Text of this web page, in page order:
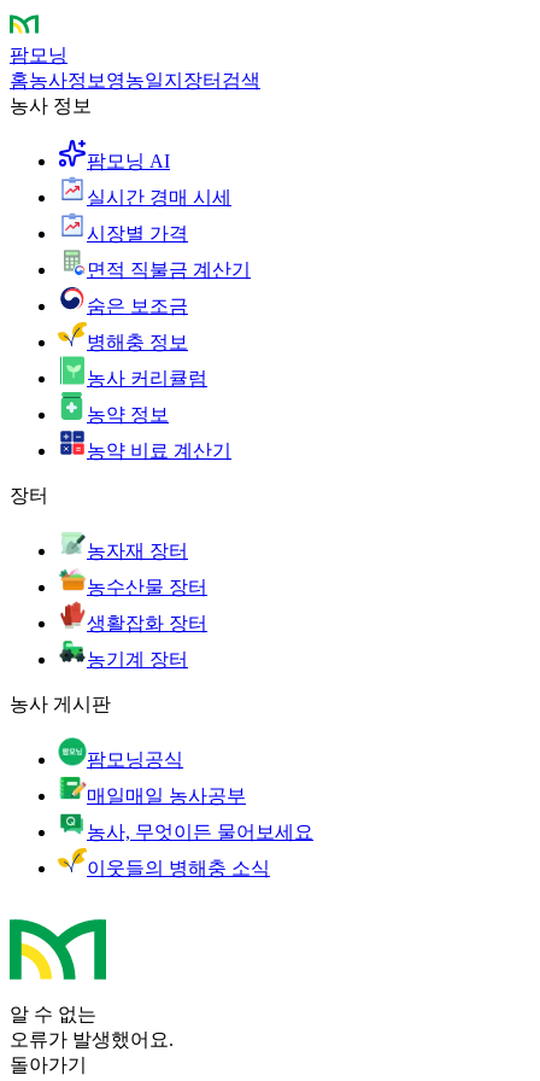
팜모닝
홈농사정보 영농일지 장터 검색
농사 정보
팜모닝 AI
실시간 경매 시세
시장별 가격
면적 직불금 계산기
숨은 보조금
병해충 정보
농사 커리큘럼
농약 정보
농약 비료 계산기
장터
농자재 장터
농수산물 장터
생활잡화 장터
농기계 장터
농사 게시판
팜모닝공식
매일매일 농사공부
농사, 무엇이든 물어보세요
이웃들의 병해충 소식
알 수 없는
오류가 발생했어요.
돌아가기